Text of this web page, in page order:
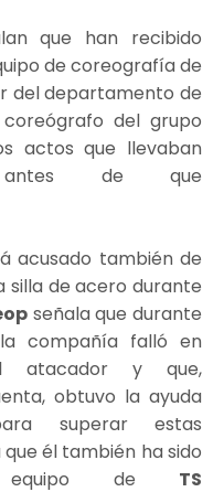
que han recibido
de coreografía de
del departamento de
del grupo
actos que llevaban
antes de que
acusado también de
silla de acero durante
señala que durante
compañía falló en
atacador y que,
obtuvo la ayuda
superar estas
que él también ha sido
equipo de TS